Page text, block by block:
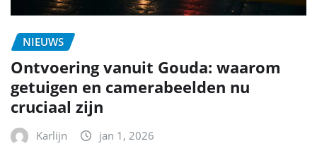
NIEUWS
Ontvoering vanuit Gouda: waarom
getuigen en camerabeelden nu
cruciaal zijn
Karlijn jan 1, 2026